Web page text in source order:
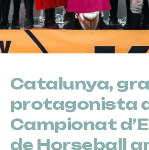
Catalunya,
protagonista
Campionat
de Horseball